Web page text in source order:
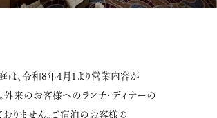
は、令和8年4月1より営業内容が
外来のお客様へのランチ・ディナーの
りません。ご宿泊のお客様の